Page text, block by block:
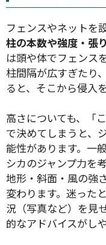
フェンスやネットを
柱の本数や強度・張
は頭や体でフェンス
柱間隔が広すぎたり
ると、そこから侵入
高さについても、「
で決めてしまうと、
能性があります。一
シカのジャンプ力を
地形・斜面・風の強
変わります。迷った
況（写真など）を見
的なアドバイスがし